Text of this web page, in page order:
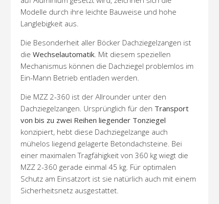
Modelle durch ihre leichte Bauweise und hohe
Langlebigkeit aus.
Die Besonderheit aller Böcker Dachziegelzangen ist
dieWechselautomatik. Mit diesem speziellen
Mechanismus können die Dachziegel problemlos im
Ein-Mann Betrieb entladen werden.
Die MZZ 2-360 ist der Allrounder unter den
Dachziegelzangen. Ursprünglich für den Transport
von bis zu zwei Reihen liegender Tonziegel
konzipiert, hebt diese Dachziegelzange auch
mühelos liegend gelagerte Betondachsteine. Bei
einer maximalen Tragfähigkeit von 360 kg wiegt die
MZZ 2-360 gerade einmal 45 kg. Für optimalen
Schutz am Einsatzort ist sie natürlich auch mit einem
Sicherheitsnetz ausgestattet.